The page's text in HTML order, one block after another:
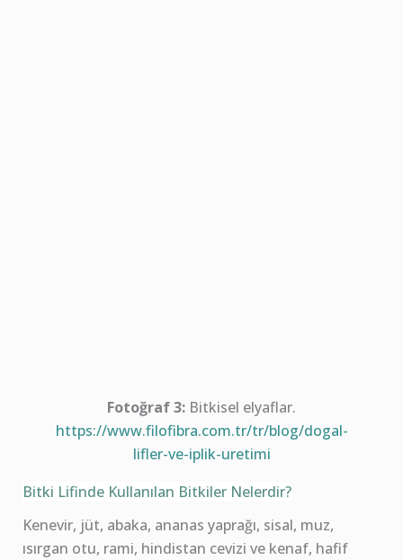
Fotoğraf 3: Bitkisel elyaflar.
https://www.filofibra.com.tr/tr/blog/dogal-
lifler-ve-iplik-uretimi
Bitki Lifinde Kullanılan Bitkiler Nelerdir?
Kenevir, jüt, abaka, ananas yaprağı, sisal, muz,
ısırgan otu, rami, hindistan cevizi ve kenaf, hafif